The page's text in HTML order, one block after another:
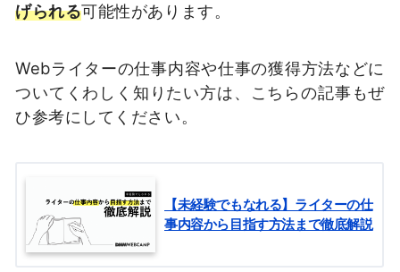
げられる可能性があります。
Webライターの仕事内容や仕事の獲得方法などに
ついてくわしく知りたい方は、こちらの記事もぜ
ひ参考にしてください。
【未経験でもなれる】ライターの仕
事内容から目指す方法まで徹底解説